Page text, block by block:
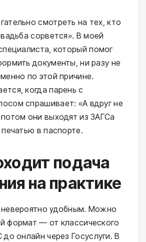
смотреть на тех, кто
сорвется». В моей
который помог
документы, ни разу не
по этой причине.
когда парень с
спрашивает: «А вдруг не
они выходят из ЗАГСа
в паспорте.
подача
на практике
удобным. Можно
формат — от классического
онлайн через Госуслуги. В